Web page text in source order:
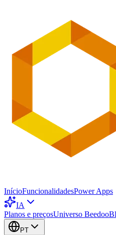
InícioFuncionalidadesPower Apps
IA
Planos e preçosUniverso Beedoo
PT